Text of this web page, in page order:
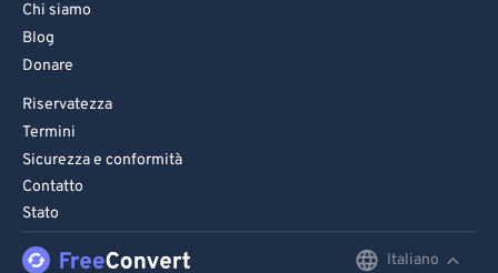
Chi siamo
Blog
Donare
Riservatezza
Termini
Sicurezza e conformità
Contatto
Stato
Italiano